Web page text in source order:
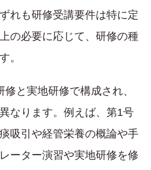
れも研修受講要件は特に定
の必要に応じて、研修の種
。
と実地研修で構成され、
なります。例えば、第1号
吸引や経管栄養の概論や手
ーター演習や実地研修を修